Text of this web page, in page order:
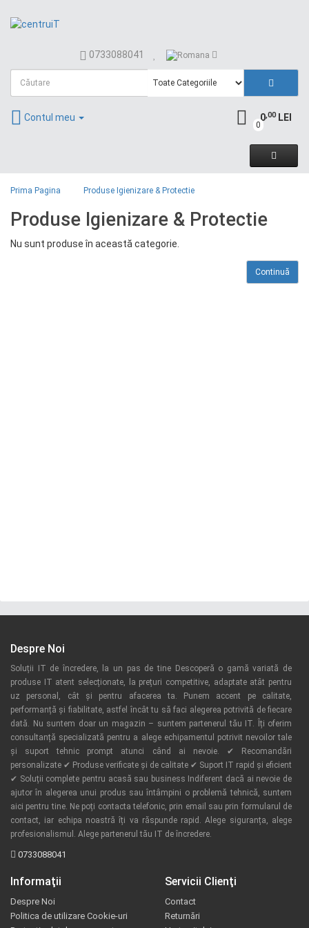
0733088041
Contul meu
0
0,00LEI
Prima Pagina Produse Igienizare & Protectie
Produse Igienizare & Protectie
Nu sunt produse în această categorie.
Continuă
Despre Noi
Soluții IT de încredere, la un pas de tine Descoperă o gamă variată de
produse IT atent selecționate, la prețuri competitive, adaptate atât pentru
uz personal, cât și pentru afacerea ta. Punem accent pe calitate,
performanță și fiabilitate, astfel încât tu să faci alegerea potrivită de fiecare
dată. Nu suntem doar un magazin – suntem partenerul tău IT. Îți oferim
consultanță specializată pentru a alege echipamentul potrivit nevoilor tale
și suport tehnic prompt atunci când ai nevoie. ✔ Recomandări
personalizate ✔ Produse verificate și de calitate ✔ Suport IT rapid și eficient
✔ Soluții complete pentru acasă sau business Indiferent dacă ai nevoie de
ajutor în alegerea unui produs sau întâmpini o problemă tehnică, suntem
aici pentru tine. Ne poți contacta telefonic, prin email sau prin formularul de
contact, iar echipa noastră îți va răspunde rapid. Alege siguranța, alege
profesionalismul. Alege partenerul tău IT de încredere.
0733088041
Informaţii
Despre Noi
Politica de utilizare Cookie-uri
Servicii Clienţi
Contact
Returnări